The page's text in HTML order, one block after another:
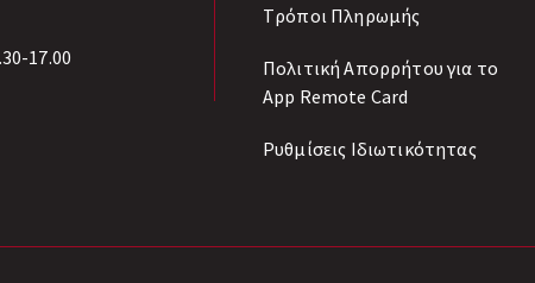
17.00
Tρόποι Πληρωμής
Πολιτική Απορρήτου για το
App Remote Card
Ρυθμίσεις Ιδιωτικότητας